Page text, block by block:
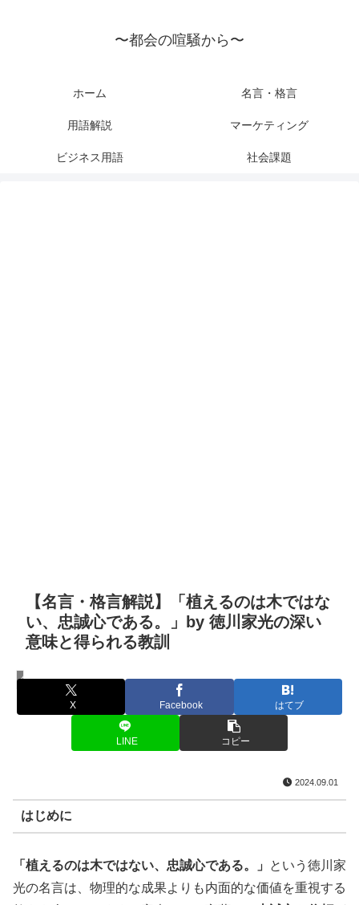
〜都会の喧騒から〜
ホーム 名言・格言
用語解説 マーケティング
ビジネス用語 社会課題
【名言・格言解説】「植えるのは木ではな
い、忠誠心である。」by 徳川家光の深い
意味と得られる教訓
名言・格言
X Facebook はてブ
LINE コピー
2024.09.01
はじめに
「植えるのは木ではない、忠誠心である。」
という徳川家
光の名言は、物理的な成果よりも内面的な価値を重視する